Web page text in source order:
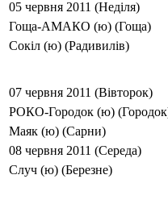
05 червня 2011 (Неділя)
Гоща-АМАКО (ю) (Гоща)
Сокіл (ю) (Радивилів)
07 червня 2011 (Вівторок)
РОКО-Городок (ю)
Маяк (ю) (Сарни)
08 червня 2011 (Середа)
Случ (ю) (Березне)